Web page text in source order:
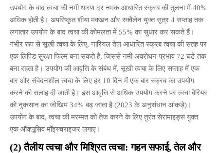
उपयोग के बाद त्वचा की नमी धारण दर नमक आधारित स्क्रब की तुलना में 40%
अधिक होती है। अपरिष्कृत शीया मक्खन और स्क्वैलेन युक्त सूत्र 4 सप्ताह तक
लगातार उपयोग के बाद त्वचा की कोमलता में 55% का सुधार कर सकते हैं।
गंभीर रूप से सूखी त्वचा के लिए, नारियल तेल आधारित स्क्रब त्वचा की सतह पर
एक लिपिड सुरक्षा फिल्म बना सकते हैं, जिससे नमी अवरोधन प्रभाव 72 घंटे तक
बना रहता है। उपयोग की आवृत्ति के संबंध में, सूखी त्वचा के लिए सप्ताह में एक
बार और संवेदनशील त्वचा के लिए हर 10 दिन में एक बार स्क्रब का उपयोग
करने की सलाह दी जाती है। इस आवृत्ति से अधिक उपयोग करने पर त्वचा बैरियर
को नुकसान का जोखिम 34% बढ़ जाता है (2023 के अनुसंधान आंकड़े)।
उपयोग के बाद, त्वचा की मरम्मत को तेज करने के लिए तुरंत सेरामाइड्स युक्त
एक ऑक्लूसिव मॉइस्चराइजर लगाएं।
(2) तैलीय त्वचा और मिश्रित त्वचा: गहन सफाई, तेल और